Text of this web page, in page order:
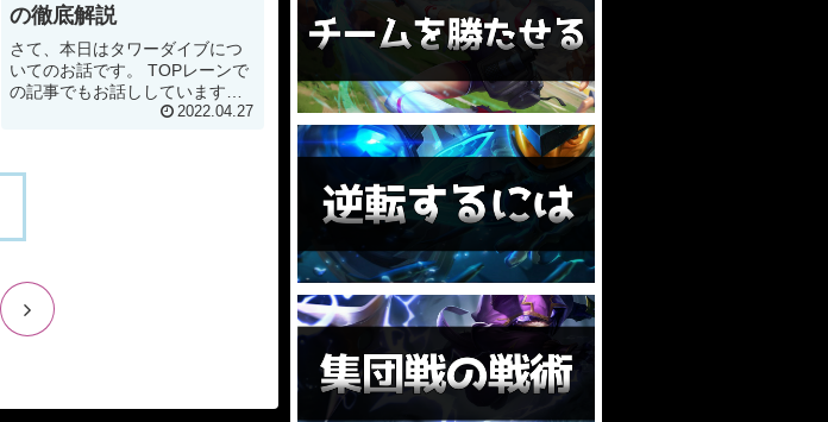
の徹底解説
さて、本日はタワーダイブにつ
いてのお話です。 TOPレーンで
の記事でもお話ししています
が、タワーダイブは非常に効果
土下座ファームを許さないアク
2022.04.27
次